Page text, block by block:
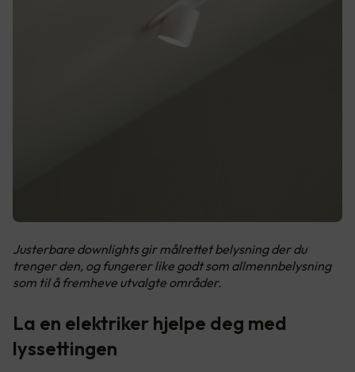
Justerbare downlights gir målrettet belysning der du
trenger den, og fungerer like godt som allmennbelysning
som til å fremheve utvalgte områder.
La en elektriker hjelpe deg med
lyssettingen